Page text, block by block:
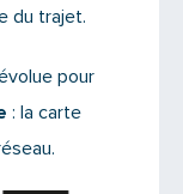
du trajet.
pour
: la carte